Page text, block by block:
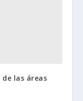
las áreas